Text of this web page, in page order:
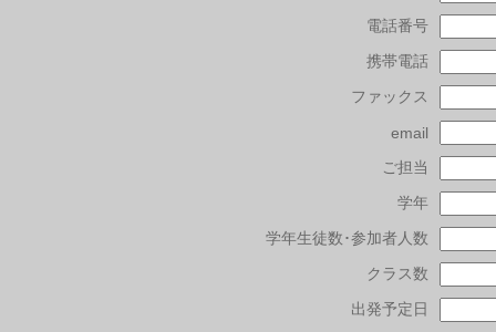
電話番号
携帯電話
ファックス
email
ご担当
学年
学年生徒数･参加者人数
クラス数
出発予定日